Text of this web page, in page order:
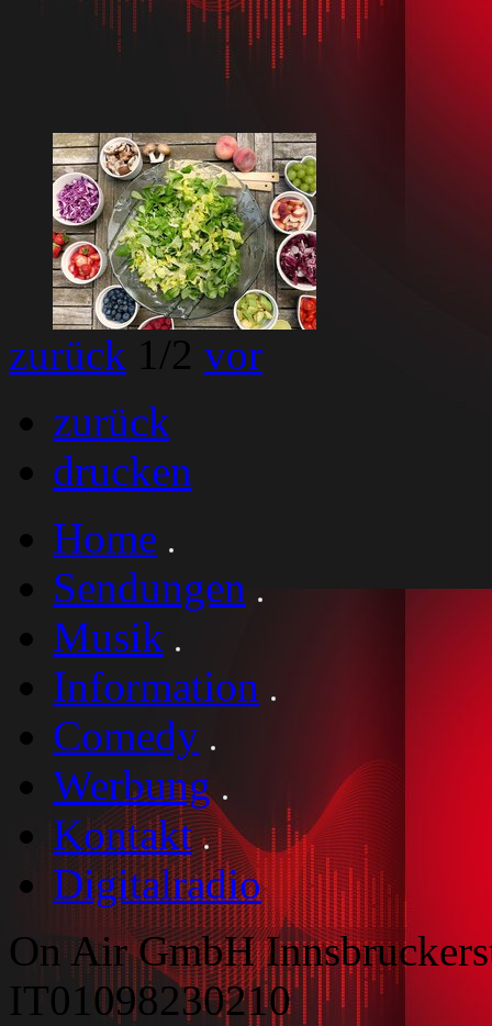
zurück 1 /2 vor
zurück
drucken
Home
Sendungen
Musik
Information
Comedy
Werbung
Kontakt
Digitalradio
On Air GmbH
IT01098230210